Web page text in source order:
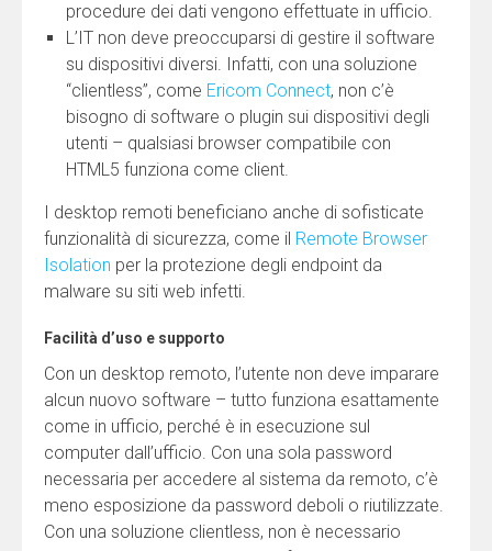
procedure dei dati vengono effettuate in ufficio.
L’IT non deve preoccuparsi di gestire il software
su dispositivi diversi. Infatti, con una soluzione
“clientless”, come Ericom Connect, non c’è
bisogno di software o plugin sui dispositivi degli
utenti – qualsiasi browser compatibile con
HTML5 funziona come client.
I desktop remoti beneficiano anche di sofisticate
funzionalità di sicurezza, come il Remote Browser
Isolation per la protezione degli endpoint da
malware su siti web infetti.
Facilità d’uso e supporto
Con un desktop remoto, l’utente non deve imparare
alcun nuovo software – tutto funziona esattamente
come in ufficio, perché è in esecuzione sul
computer dall’ufficio. Con una sola password
necessaria per accedere al sistema da remoto, c’è
meno esposizione da password deboli o riutilizzate.
Con una soluzione clientless, non è necessario